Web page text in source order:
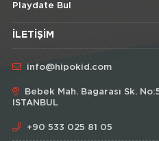
Playdate Bul
İLETIŞIM
info@hipokid.com
Bebek Mah. Bagarası Sk.
ISTANBUL
+90 533 025 81 05